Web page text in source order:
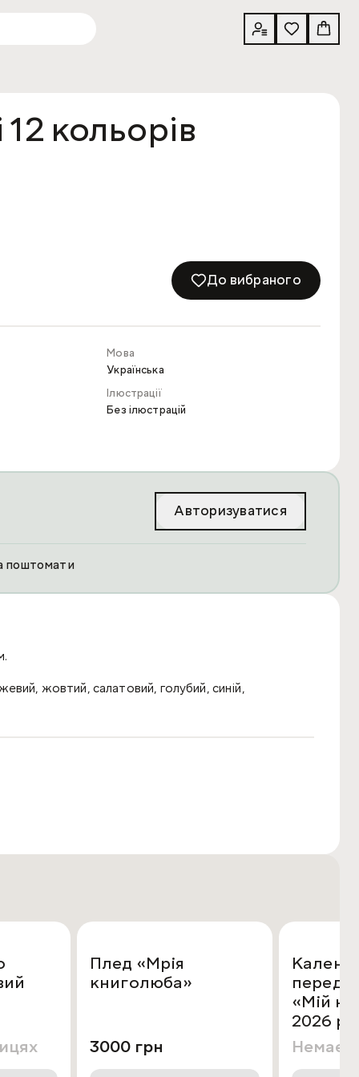
кольорів
До вибраного
Мова
Українська
Ілюстрації
Без ілюстрацій
Авторизуватися
поштомати
жовтий, салатовий, голубий, синій,
Плед «Мрія
книголюба»
3000 грн
«Мій
2026
Немає